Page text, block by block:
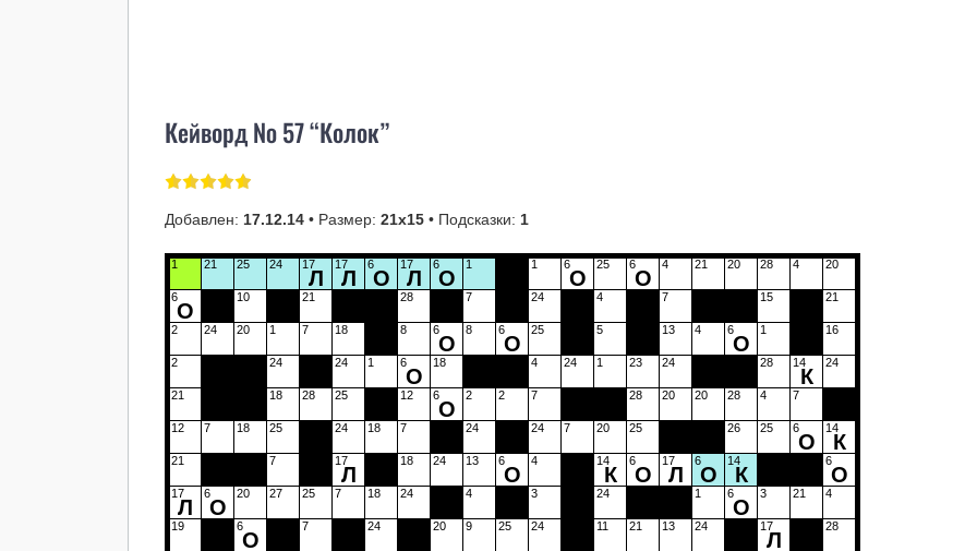
Кейворд № 57 “Колок”
Добавлен: 17.12.14 • Размер:21х15 • Подсказки: 1
1 21 25 24 17
Л
17
Л
6
О
17
Л
6
О
1 1 6
О
25 6
О
4 21 20 28 4 20
6
О
10 21 28 7 24 4 7 15 21
2 24 20 1 7 18 8 6
О
8 6
О
25 5 13 4 6
О
1 16
2 24 24 1 6
О
18 4 24 1 23 24 28 14
К
24
21 18 28 25 12 6
О
2 2 7 28 20 20 28 4 7
12 7 18 25 24 18 7 24 24 7 20 25 26 25 6
О
14
К
21 7 17
Л
18 24 13 6
О
4 14
К
6
О
17
Л
6
О
14
К
6
О
17
Л
6
О
20 27 25 7 18 24 4 3 24 1 6
О
3 21 4
19 6
О
7 24 20 9 25 24 11 21 13 24 17
Л
28